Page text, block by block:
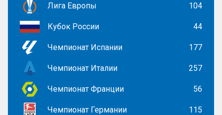
Лига Европы 104
Кубок России 44
Чемпионат Испании 177
Чемпионат Италии 257
Чемпионат Франции 56
Чемпионат Германии 115